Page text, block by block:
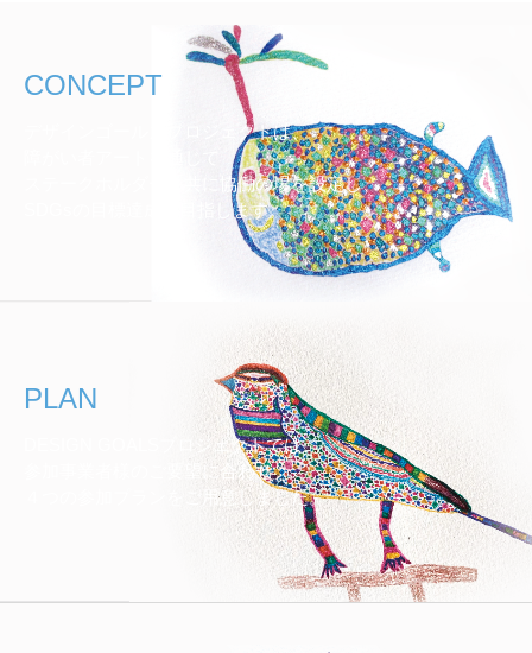
CONCEPT
デザインゴールズプロジェクトは、
ステークホルダーと共に協働の場を設定し、
SDGsの目標達成を目指します。
PLAN
DESIGN GOALSプロジェクトでは、
参加事業者様のご要望に合わせ
４つの参加プランをご用意しました。